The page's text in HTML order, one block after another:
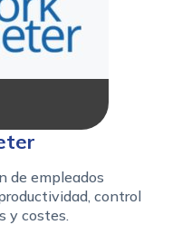
de empleados
control
y costes.